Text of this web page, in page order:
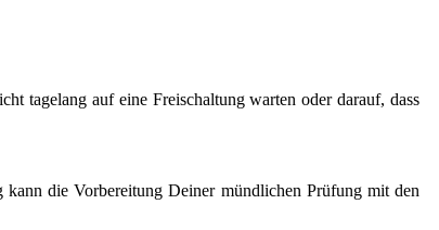
tagelang auf eine Freischaltung warten oder darauf, dass
die Vorbereitung Deiner mündlichen Prüfung mit den